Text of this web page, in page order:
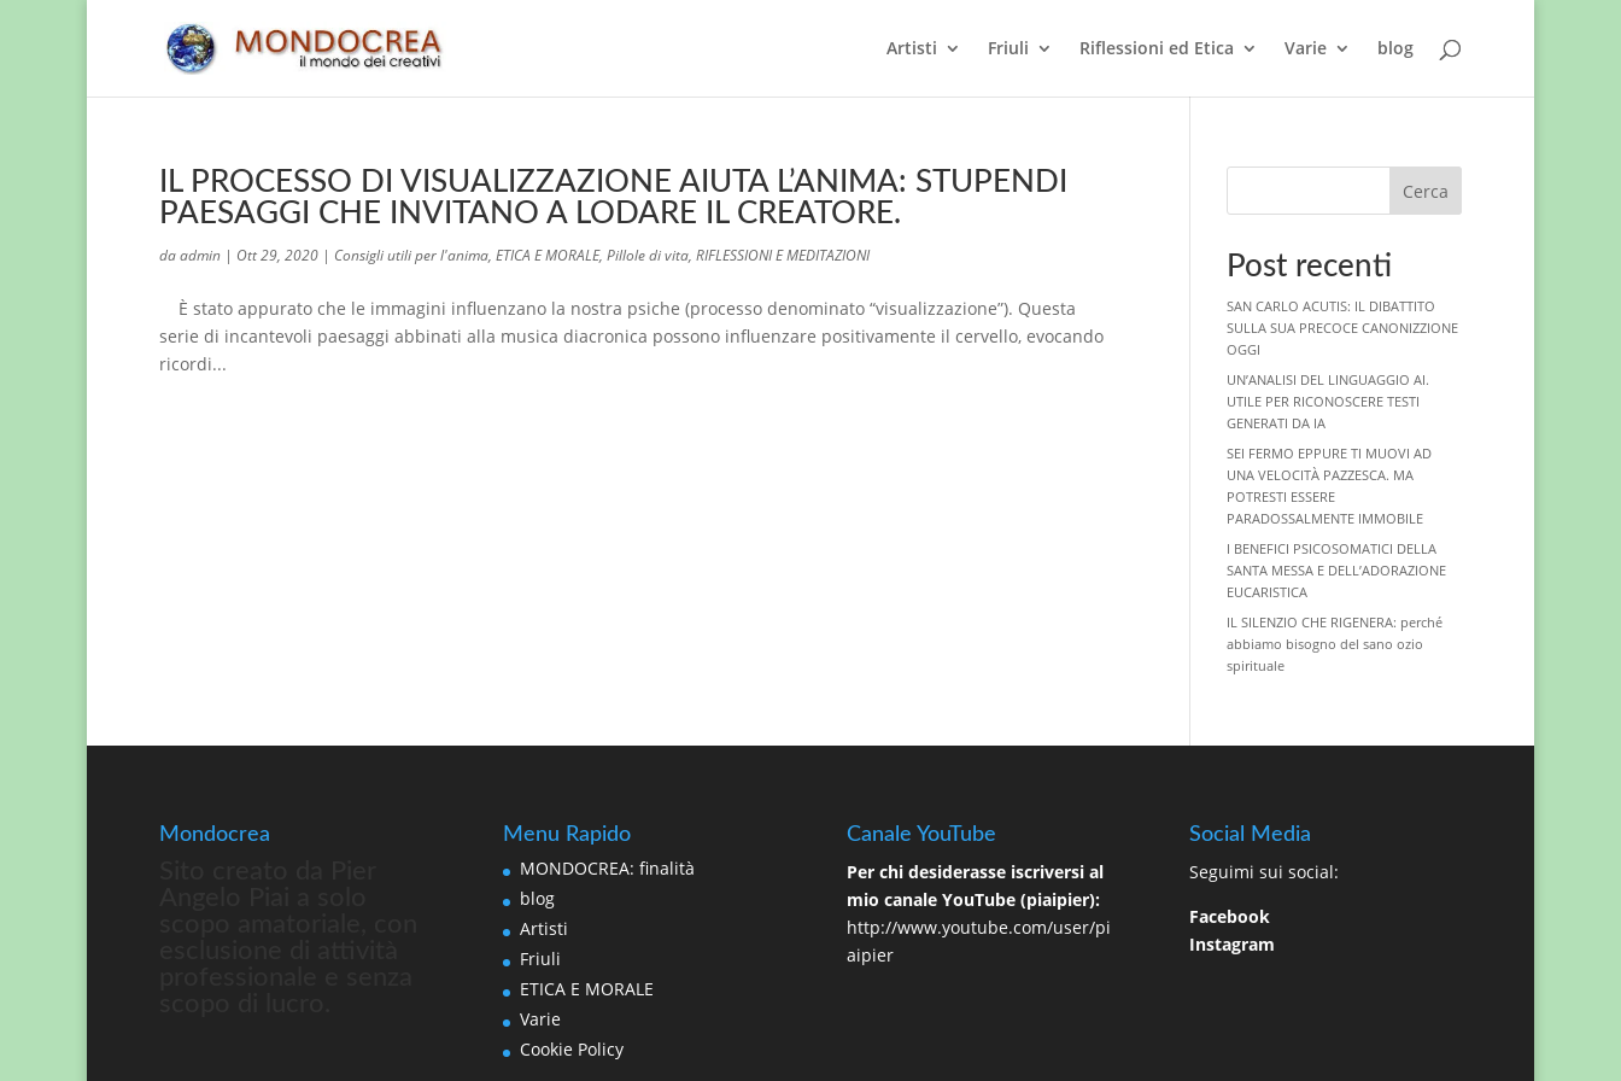
Artisti Friuli Riflessioni ed Etica Varie blog
IL PROCESSO DI VISUALIZZAZIONE AIUTA L’ANIMA: STUPENDI
PAESAGGI CHE INVITANO A LODARE IL CREATORE.
daadmin | Ott 29, 2020 | Consigli utili per l'anima, ETICA E MORALE, Pillole di vita, RIFLESSIONI E MEDITAZIONI
È stato appurato che le immagini influenzano la nostra psiche (processo denominato “visualizzazione”). Questa
serie di incantevoli paesaggi abbinati alla musica diacronica possono influenzare positivamente il cervello, evocando
ricordi...
Cerca
Post recenti
SAN CARLO ACUTIS: IL DIBATTITO
SULLA SUA PRECOCE CANONIZZIONE
OGGI
UN’ANALISI DEL LINGUAGGIO AI.
UTILE PER RICONOSCERE TESTI
GENERATI DA IA
SEI FERMO EPPURE TI MUOVI AD
UNA VELOCITÀ PAZZESCA. MA
POTRESTI ESSERE
PARADOSSALMENTE IMMOBILE
I BENEFICI PSICOSOMATICI DELLA
SANTA MESSA E DELL’ADORAZIONE
EUCARISTICA
IL SILENZIO CHE RIGENERA: perché
abbiamo bisogno del sano ozio
spirituale
Mondocrea Menu Rapido
MONDOCREA: finalità
blog
Artisti
Friuli
ETICA E MORALE
Varie
Cookie Policy
Canale YouTube
Per chi desiderasse iscriversi al
mio canale YouTube (piaipier):
http://www.youtube.com/user/pi
aipier
Social Media
Seguimi sui social:
Facebook
Instagram